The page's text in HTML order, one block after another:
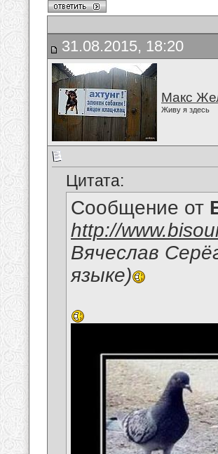
31.08.2015, 18:20
Макс
Живу я здесь
Цитата:
Сообщение от
http://
Вячеслав
языке)